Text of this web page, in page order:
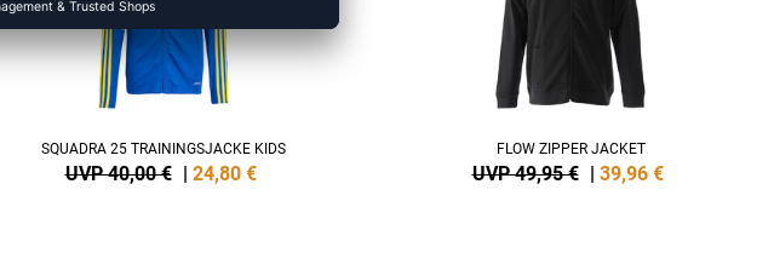
SQUADRA 25 TRAININGSJACKE KIDS
UVP 40,00 € | 24,80 €
FLOW ZIPPER JACKET
UVP 49,95 € | 39,96 €